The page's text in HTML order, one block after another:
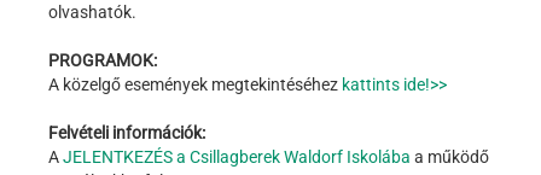
olvashatók.
PROGRAMOK:
A közelgő események megtekintéséhez kattints ide!>>
Felvételi információk:
AJELENTKEZÉS a Csillagberek Waldorf Iskolába a működő